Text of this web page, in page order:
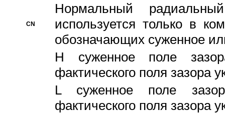
CN
Hормальный
используется только в
обозначающих суженное
H суженное поле
фактического поля зазора
L суженное поле
фактического поля зазора